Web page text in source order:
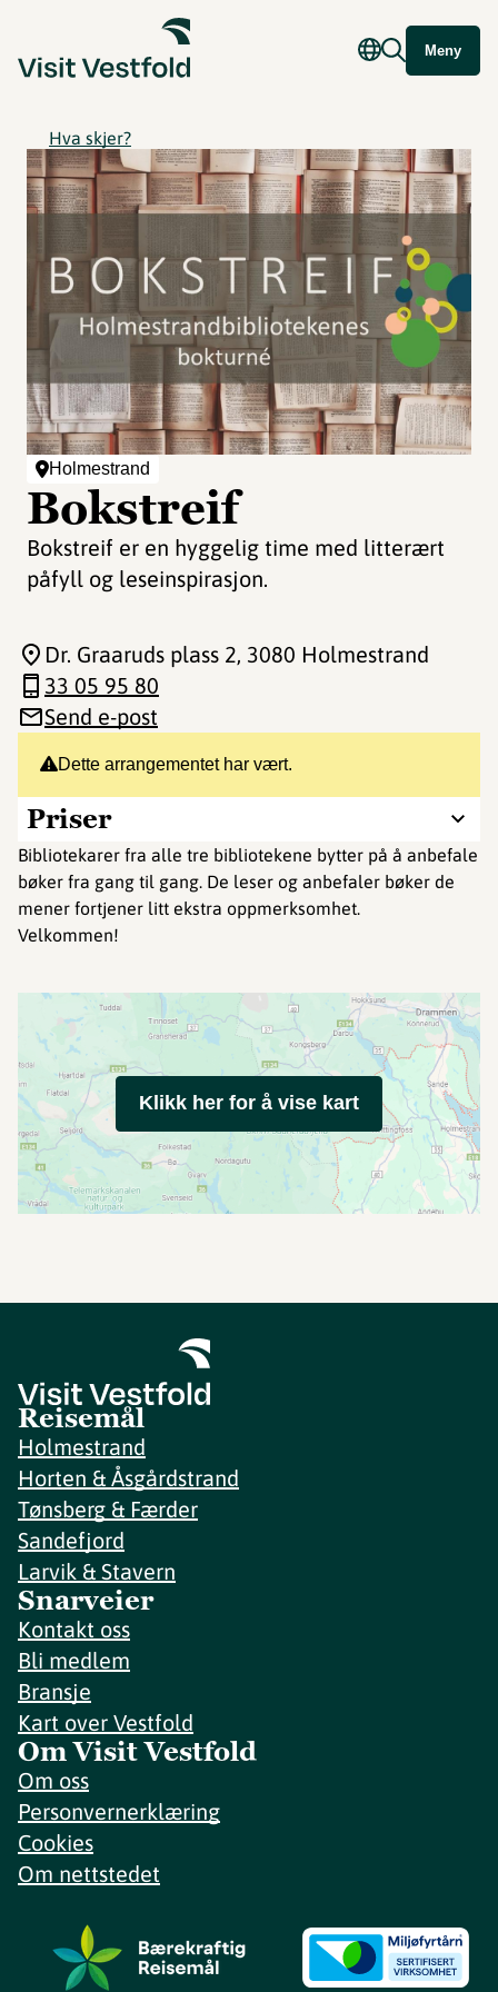
Meny
Hva skjer?
Holmestrand
Bokstreif
Bokstreif er en hyggelig time med litterært
påfyll og leseinspirasjon.
Dette arrangementet har vært.
Priser
Bibliotekarer fra alle tre bibliotekene bytter på å anbefale
bøker fra gang til gang. De leser og anbefaler bøker de
mener fortjener litt ekstra oppmerksomhet.
Velkommen!
Dr. Graaruds plass 2, 3080 Holmestrand
33 05 95 80
Send e-post
Klikk her for å vise kart
Reisemål
Holmestrand
Horten & Åsgårdstrand
Tønsberg & Færder
Sandefjord
Larvik & Stavern
Snarveier
Kontakt oss
Bli medlem
Bransje
Kart over Vestfold
Om Visit Vestfold
Om oss
Personvernerklæring
Cookies
Om nettstedet